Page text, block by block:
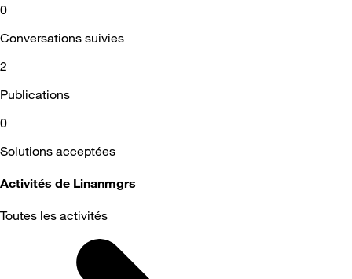
0
Conversations suivies
2
Publications
0
Solutions acceptées
Activités de Linanmgrs
Toutes les activités